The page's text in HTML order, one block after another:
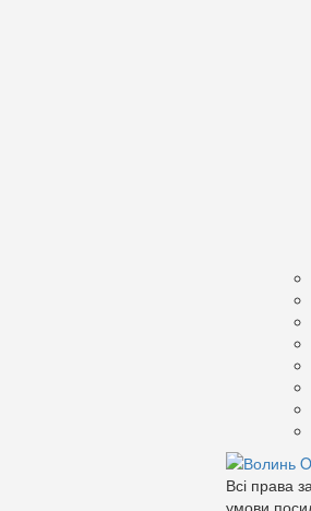
Всі права